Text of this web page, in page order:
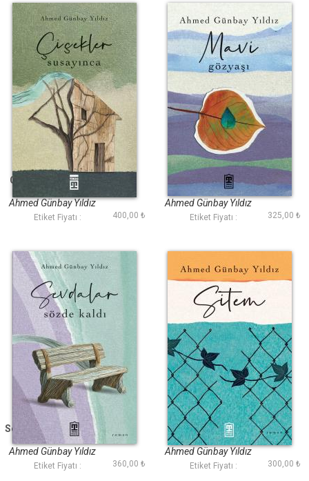
Çiçekler Susayınca
Ahmed Günbay Yıldız
Etiket Fiyatı : 400,00 ₺
Mavi Gözyaşı
Ahmed Günbay Yıldız
Etiket Fiyatı : 325,00 ₺
Sevdalar Sözde Kaldı
Ahmed Günbay Yıldız
Etiket Fiyatı : 360,00 ₺
Sitem
Ahmed Günbay Yıldız
Etiket Fiyatı : 300,00 ₺